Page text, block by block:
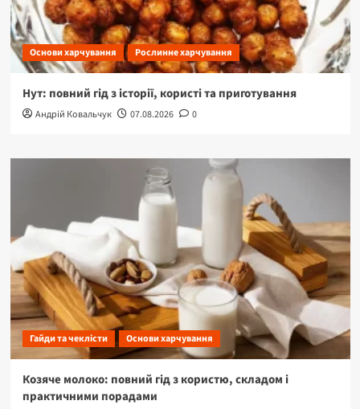
Основи харчування Рослинне харчування
Нут: повний гід з історії, користі та приготування
Андрій Ковальчук 07.08.2026 0
Гайди та чеклісти Основи харчування
Козяче молоко: повний гід з користю, складом і
практичними порадами